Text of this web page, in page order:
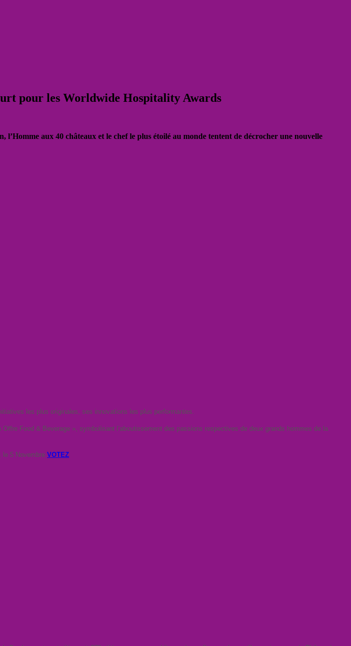
pour les Worldwide Hospitality Awards
aux 40 châteaux et le chef le plus étoilé au monde tentent de décrocher une nouvelle
les plus originales, ses innovations les plus performantes.
Food & Beverage », symbolisant l’aboutissement des passions respectives de deux grands hommes de la
le 5 Novembre VOTEZ